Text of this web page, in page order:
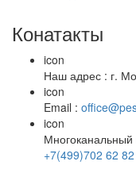
Конатакты
icon
Наш адрес : г.
icon
Email :
icon
+7(499)702 62 82